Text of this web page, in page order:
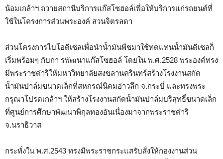
น้อมเกล้าฯ ถวายสถานีบริการแก๊สโซฮอล์เพื่อให้บริการแก่รถยนต์ที่
ใช้ในโครงการส่วนพระองค์ สวนจิตรลดา
ส่วนโครงการไบโอดีเซลเพื่อนำน้ำมันพืชมาใช้ทดแทนน้ำมันดีเซลก็
เริ่มพร้อมๆ กับกา รพัฒนาแก๊สโซฮอล์ โดยใน พ.ศ.2528 พระองค์ทรง
มีพระราชดำริให้มหาวิทยาลัยสงขลานครินทร์สร้างโรงงานสกัด
น้ำมันปาล์มขนาดเล็กที่สหกรณ์นิคมอ่าวลึก จ.กระบี่ และทรงพระ
กรุณาโปรดเกล้าฯ ให้สร้างโรงงานสกัดน้ำมันปาล์มบริสุทธิ์ขนาดเล็ก
ที่ศูนย์การศึกษาพัฒนาพิกุลทองอันเนื่องมาจากพระราชดำริ
จ.นราธิวาส
กระทั่งใน พ.ศ.2543 ทรงมีพระราชกระแสรับสั่งให้กองงานส่วน